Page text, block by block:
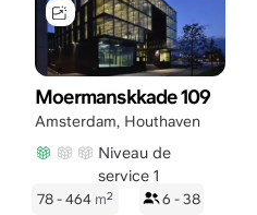
Moermanskkade 109
Amsterdam, Houthaven
Niveau de
service 1
78 - 464 m2 6 - 38